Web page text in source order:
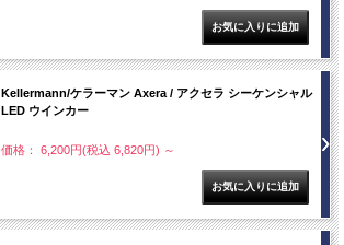
Kellermann/ケラーマン Axera / アクセラ シーケンシャル
LED ウインカー
価格： 6,200円(税込 6,820円) ～